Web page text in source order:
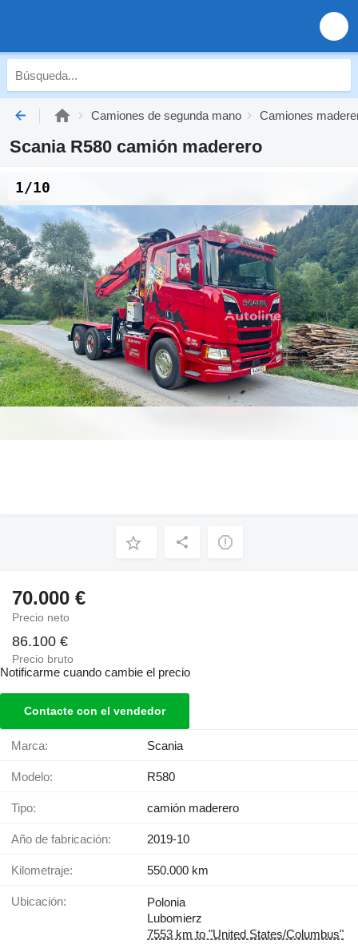
Camiones de segunda mano Camiones
Scania R580 camión maderero
1/10
70.000 €
Precio neto
86.100 €
Precio bruto
Notificarme cuando cambie el precio
Contacte con el vendedor
Marca: Scania
Modelo: R580
Tipo: camión maderero
Año de fabricación: 2019-10
Kilometraje: 550.000 km
Ubicación:
Polonia
Lubomierz
7553 km to "United States/Columbus"